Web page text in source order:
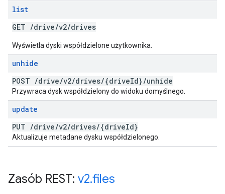
list
GET /drive/v2/drives
Wyświetla dyski współdzielone użytkownika.
unhide
POST /drive/v2/drives/{driveId}/unhide
Przywraca dysk współdzielony do widoku domyślnego.
update
PUT /drive/v2/drives/{driveId}
Aktualizuje metadane dysku współdzielonego.
Zasób REST: v2.files